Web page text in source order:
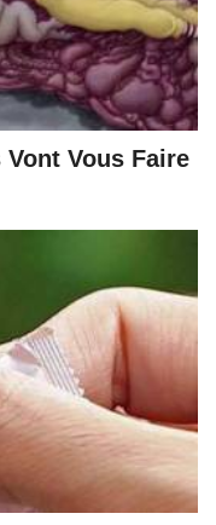
Vous Faire